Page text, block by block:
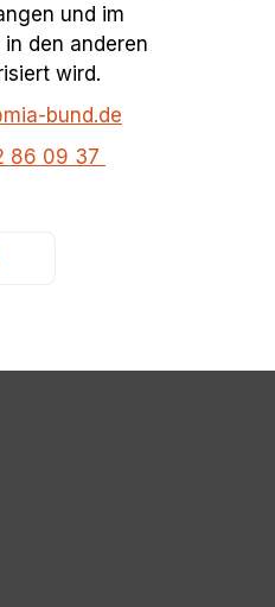
und im
den anderen
wird.
bund.de
86 09 37